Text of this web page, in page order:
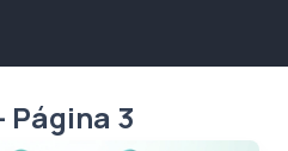
Página 3